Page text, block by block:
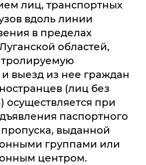
лиц, транспортных
вдоль линии
в пределах
областей,
выезд из нее граждан
(лиц без
осуществляется при
паспортного
выданной
группами или
центром.